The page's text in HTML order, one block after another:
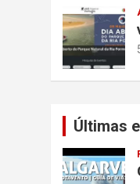
Últimas